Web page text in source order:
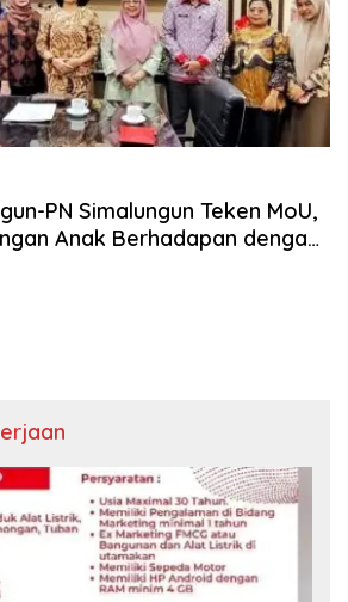
PN Simalungun Teken MoU,
Anak Berhadapan dengan